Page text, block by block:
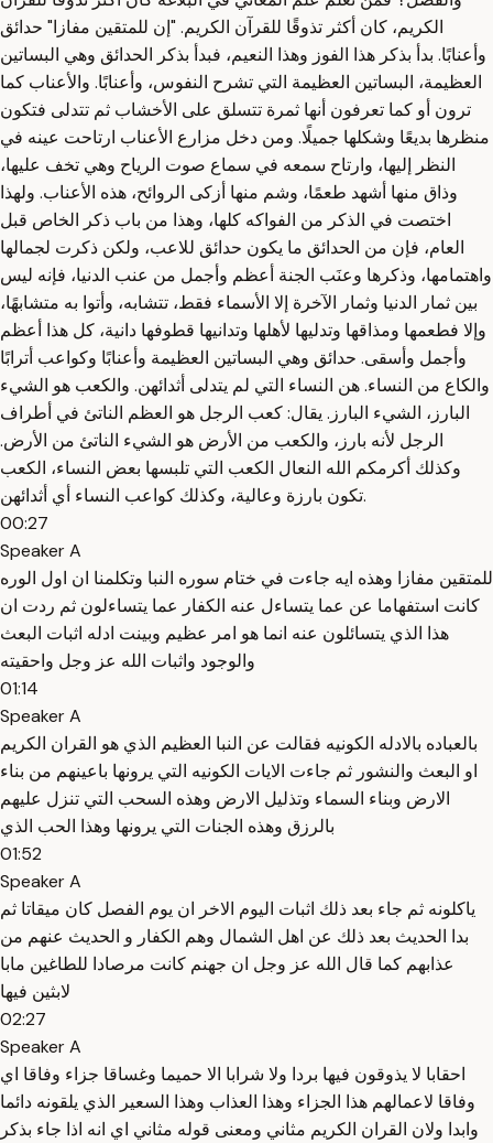
الكريم، كان أكثر تذوقًا للقرآن الكريم. "إن للمتقين مفازا" حدائق
وأعنابًا. بدأ بذكر هذا الفوز وهذا النعيم، فبدأ بذكر الحدائق وهي البساتين
العظيمة، البساتين العظيمة التي تشرح النفوس، وأعنابًا. والأعناب كما
ترون أو كما تعرفون أنها ثمرة تتسلق على الأخشاب ثم تتدلى فتكون
منظرها بديعًا وشكلها جميلًا. ومن دخل مزارع الأعناب ارتاحت عينه في
النظر إليها، وارتاح سمعه في سماع صوت الرياح وهي تخف عليها،
وذاق منها أشهد طعمًا، وشم منها أزكى الروائح، هذه الأعناب. ولهذا
اختصت في الذكر من الفواكه كلها، وهذا من باب ذكر الخاص قبل
العام، فإن من الحدائق ما يكون حدائق للاعب، ولكن ذكرت لجمالها
واهتمامها، وذكرها وعنَب الجنة أعظم وأجمل من عنب الدنيا، فإنه ليس
بين ثمار الدنيا وثمار الآخرة إلا الأسماء فقط، تتشابه، وأتوا به متشابهًا،
وإلا فطعمها ومذاقها وتدليها لأهلها وتدانيها قطوفها دانية، كل هذا أعظم
وأجمل وأسقى. حدائق وهي البساتين العظيمة وأعنابًا وكواعب أترابًا
والكاع من النساء. هن النساء التي لم يتدلى أثدائهن. والكعب هو الشيء
البارز، الشيء البارز. يقال: كعب الرجل هو العظم الناتئ في أطراف
الرجل لأنه بارز، والكعب من الأرض هو الشيء الناتئ من الأرض.
وكذلك أكرمكم الله النعال الكعب التي تلبسها بعض النساء، الكعب
تكون بارزة وعالية، وكذلك كواعب النساء أي أثدائهن.
00:27
Speaker A
للمتقين مفازا وهذه ايه جاءت في ختام سوره النبا وتكلمنا ان اول الوره
كانت استفهاما عن عما يتساءل عنه الكفار عما يتساءلون ثم ردت ان
هذا الذي يتسائلون عنه انما هو امر عظيم وبينت ادله اثبات البعث
والوجود واثبات الله عز وجل واحقيته
01:14
Speaker A
بالعباده بالادله الكونيه فقالت عن النبا العظيم الذي هو القران الكريم
او البعث والنشور ثم جاءت الايات الكونيه التي يرونها باعينهم من بناء
الارض وبناء السماء وتذليل الارض وهذه السحب التي تنزل عليهم
بالرزق وهذه الجنات التي يرونها وهذا الحب الذي
01:52
Speaker A
ياكلونه ثم جاء بعد ذلك اثبات اليوم الاخر ان يوم الفصل كان ميقاتا ثم
بدا الحديث بعد ذلك عن اهل الشمال وهم الكفار و الحديث عنهم من
عذابهم كما قال الله عز وجل ان جهنم كانت مرصادا للطاغين مابا
لابثين فيها
02:27
Speaker A
احقابا لا يذوقون فيها بردا ولا شرابا الا حميما وغساقا جزاء وفاقا اي
وفاقا لاعمالهم هذا الجزاء وهذا العذاب وهذا السعير الذي يلقونه دائما
وابدا ولان القران الكريم مثاني ومعنى قوله مثاني اي انه اذا جاء بذكر